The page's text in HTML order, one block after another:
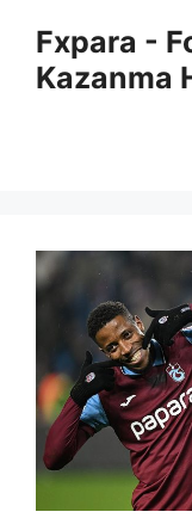
Fxpara -
Kazanma